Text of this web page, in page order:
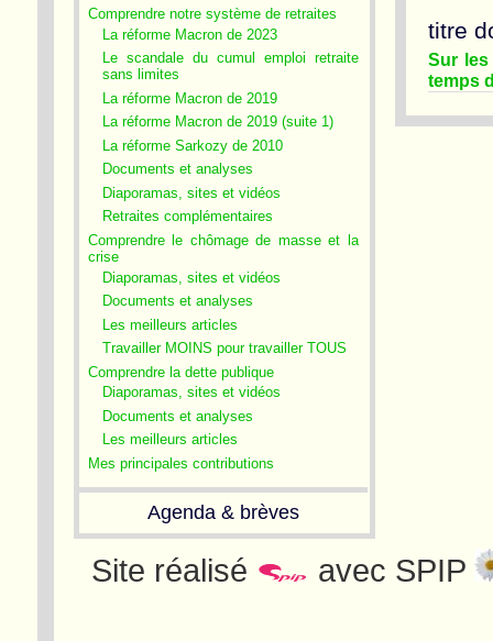
Comprendre notre système de retraites
La réforme Macron de 2023
Le scandale du cumul emploi retraite
sans limites
La réforme Macron de 2019
La réforme Macron de 2019 (suite 1)
La réforme Sarkozy de 2010
Documents et analyses
Diaporamas, sites et vidéos
Retraites complémentaires
Comprendre le chômage de masse et la
crise
Diaporamas, sites et vidéos
Documents et analyses
Les meilleurs articles
Travailler MOINS pour travailler TOUS
Comprendre la dette publique
Diaporamas, sites et vidéos
Documents et analyses
Les meilleurs articles
Mes principales contributions
Agenda & brèves
titre
Sur
temps
Site réalisé avec SPIP